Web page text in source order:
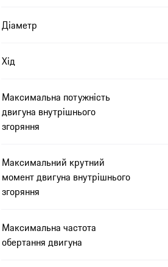
Діаметр
Хід
Максимальна потужність
двигуна внутрішнього
згоряння
Максимальний крутний
момент двигуна внутрішнього
згоряння
Максимальна частота
обертання двигуна